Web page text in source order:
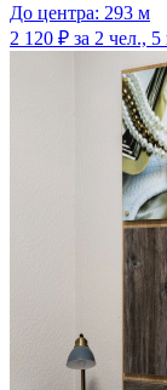
До центра: 293 м
2 120 ₽ за 2 чел., 5